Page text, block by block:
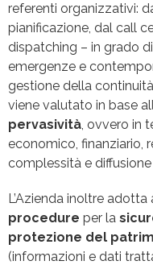
referenti organizzativi:
pianificazione, dal call
dispatching – in grado
emergenze e
gestione della
viene valutato in base
pervasività, ovvero in
economico, finanziario,
complessità e
L’Azienda inoltre
procedure per la
protezione del
(informazioni e dati